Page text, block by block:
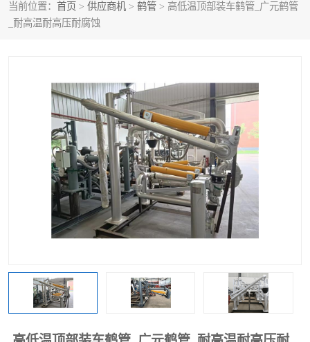
当前位置： 首页 > 供应商机 > 鹤管 > 高低温顶部装车鹤管_广元鹤管
_耐高温耐高压耐腐蚀